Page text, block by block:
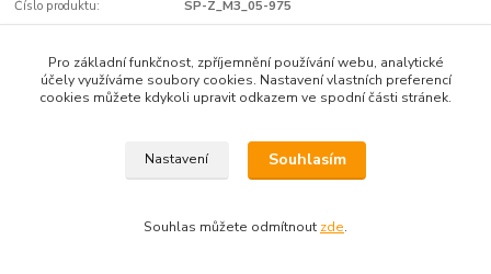
Číslo produktu: SP-Z_M3_05-975
Zboží zařazeno v kategoriích
Vytvořeno na Eshop-rychle.cz
Pro základní funkčnost, zpříjemnění používání webu, analytické
účely využíváme soubory cookies. Nastavení vlastních preferencí
cookies můžete kdykoli upravit odkazem ve spodní části stránek.
Nastavení Souhlasím
Souhlas můžete odmítnout zde.